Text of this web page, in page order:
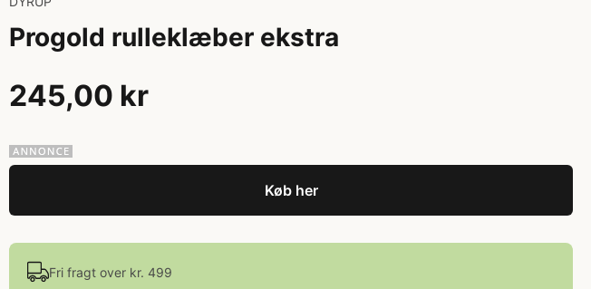
Progold rulleklæber ekstra
245,00 kr
Køb her
Fri fragt over kr. 499